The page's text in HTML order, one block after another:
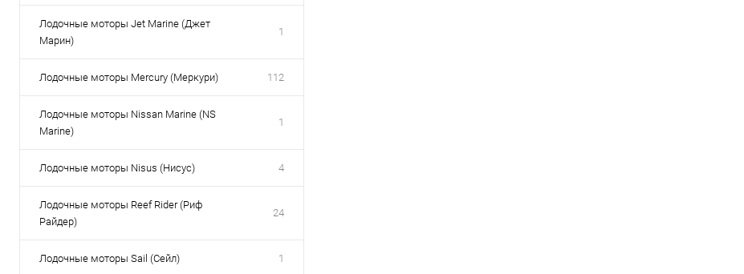
Лодочные моторы Jet Marine (Джет
Марин)
1
Лодочные моторы Mercury (Меркури) 112
Лодочные моторы Nissan Marine (NS
Marine)
1
Лодочные моторы Nisus (Нисус) 4
Лодочные моторы Reef Rider (Риф
Райдер)
24
Лодочные моторы Sail (Сейл) 1